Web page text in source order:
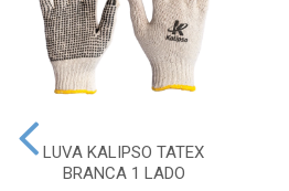
LUVA KALIPSO TATEX
BRANCA 1 LADO